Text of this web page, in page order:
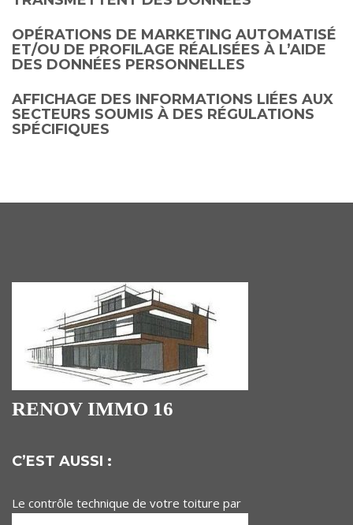
OPÉRATIONS DE MARKETING AUTOMATISÉ
ET/OU DE PROFILAGE RÉALISÉES À L’AIDE
DES DONNÉES PERSONNELLES
AFFICHAGE DES INFORMATIONS LIÉES AUX
SECTEURS SOUMIS À DES RÉGULATIONS
SPÉCIFIQUES
RENOV IMMO 16
C’EST AUSSI :
Le contrôle technique de votre toiture par